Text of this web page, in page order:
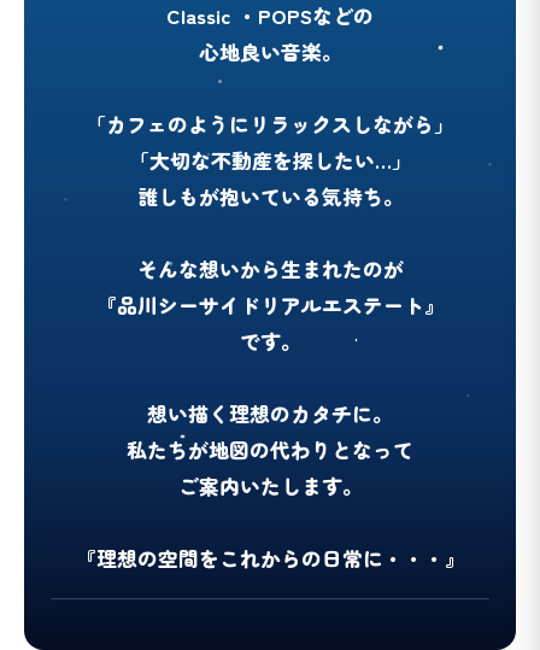
Classic ・POPSなどの
心地良い音楽。
「カフェのようにリラックスしながら」
「大切な不動産を探したい…」
誰しもが抱いている気持ち。
そんな想いから生まれたのが
『品川シーサイドリアルエステート』
です。
想い描く理想のカタチに。
私たちが地図の代わりとなって
ご案内いたします。
『理想の空間をこれからの日常に・・・』